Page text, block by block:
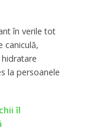
în verile tot
caniculă,
la persoanele
îl